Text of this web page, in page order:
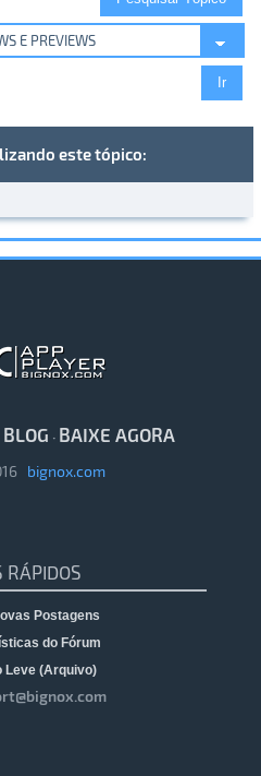
este tópico:
BLOG · BAIXE AGORA
bignox.com
RÁPIDOS
Postagens
do Fórum
Leve (Arquivo)